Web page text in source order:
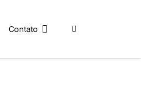
Contato